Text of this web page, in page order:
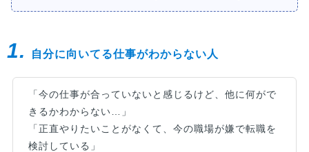
1. 自分に向いてる仕事がわからない人
「今の仕事が合っていないと感じるけど、他に何がで
きるかわからない…」
「正直やりたいことがなくて、今の職場が嫌で転職を
検討している」